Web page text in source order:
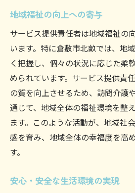
地域福祉の向上への寄与
サービス提供責任者は地域福祉の
います。特に倉敷市北畝では、地
く把握し、個々の状況に応じた柔
められています。サービス提供責
の質を向上させるため、訪問介護
通じて、地域全体の福祉環境を整
ます。このような活動が、地域社
感を育み、地域全体の幸福度を高
す。
安心・安全な生活環境の実現